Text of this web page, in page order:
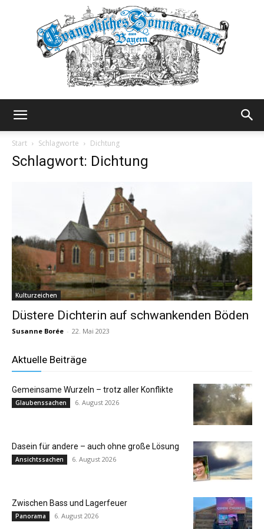
Start Schlagworte Dichtung
Schlagwort: Dichtung
Kulturzeichen
Düstere Dichterin auf schwankenden Böden
Susanne Borée - 22. Mai 2023
Aktuelle Beiträge
Gemeinsame Wurzeln – trotz aller Konflikte
Glaubenssachen 6. August 2026
Dasein für andere – auch ohne große Lösung
Ansichtssachen 6. August 2026
Zwischen Bass und Lagerfeuer
Panorama 6. August 2026